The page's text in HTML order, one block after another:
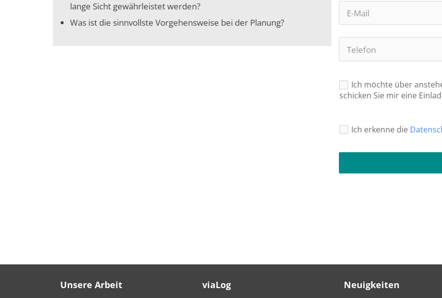
lange Sicht gewährleistet werden?
Was ist die sinnvollste Vorgehensweise bei der Planung?
Ich möchte über
schicken Sie mir eine
Ich erkenne die
Unsere Arbeit viaLog Neuigkeiten